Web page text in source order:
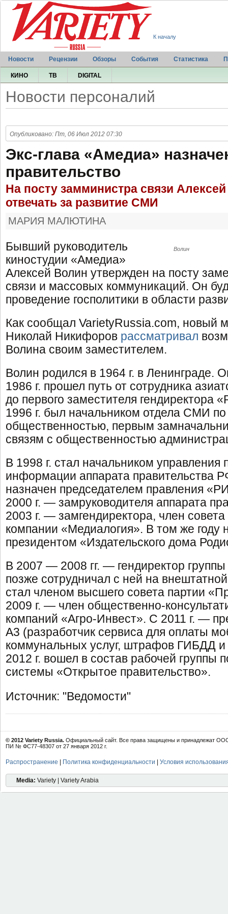
К началу
Новости Рецензии Обзоры События Статистика
КИНО ТВ DIGITAL
Новости персоналий
Опубликовано: Пт, 06 Июл 2012 07:30
Экс-глава «Амедиа»
правительство
На посту замминистра связи
отвечать за развитие СМИ
МАРИЯ МАЛЮТИНА
Волин
Бывший руководитель
киностудии «Амедиа»
Алексей Волин утвержден на посту
связи и массовых коммуникаций. Он
проведение госполитики в области
Как сообщал VarietyRussia.com, новый
Николай Никифоров рассматривал
Волина своим заместителем.
Волин родился в 1964 г. в Ленинграде.
1986 г. прошел путь от сотрудника
до первого заместителя гендиректора
1996 г. был начальником отдела СМИ по
общественностью, первым
связям с общественностью
В 1998 г. стал начальником управления
информации аппарата правительства
назначен председателем правления
2000 г. — замруководителя аппарата
2003 г. — замгендиректора, член
компании «Медиалогия». В том же году
президентом «Издательского дома
В 2007 — 2008 гг. — гендиректор
позже сотрудничал с ней на
стал членом высшего совета партии
2009 г. — член общественно-
компаний «Агро-Инвест». С 2011 г. —
А3 (разработчик сервиса для оплаты
коммунальных услуг, штрафов ГИБДД
2012 г. вошел в состав рабочей
системы «Открытое правительство».
Источник: "Ведомости"
© 2012 Variety Russia. Официальный сайт. Все права защищены и принадлежат
ПИ № ФС77-48307 от 27 января 2012 г.
Распространение Политика конфиденциальности Условия
Media: Variety | Variety Arabia